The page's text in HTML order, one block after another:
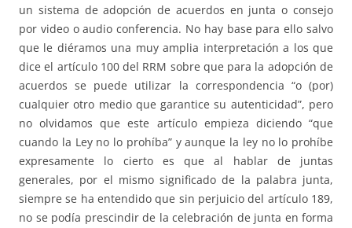
un sistema de adopción de acuerdos en junta o consejo
por video o audio conferencia. No hay base para ello salvo
que le diéramos una muy amplia interpretación a los que
dice el artículo 100 del RRM sobre que para la adopción de
acuerdos se puede utilizar la correspondencia “o (por)
cualquier otro medio que garantice su autenticidad”, pero
no olvidamos que este artículo empieza diciendo “que
cuando la Ley no lo prohíba” y aunque la ley no lo prohíbe
expresamente lo cierto es que al hablar de juntas
generales, por el mismo significado de la palabra junta,
siempre se ha entendido que sin perjuicio del artículo 189,
no se podía prescindir de la celebración de junta en forma